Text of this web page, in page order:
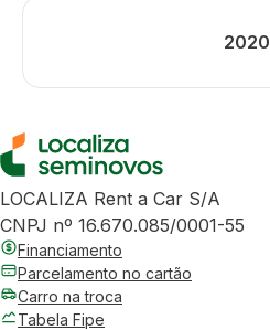
2020
LOCALIZA Rent a Car S/A
CNPJ nº 16.670.085/0001-55
Financiamento
Parcelamento no cartão
Carro na troca
Tabela Fipe